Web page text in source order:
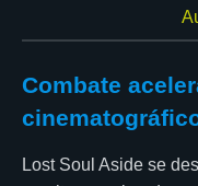
Combate
Lost Soul Aside se